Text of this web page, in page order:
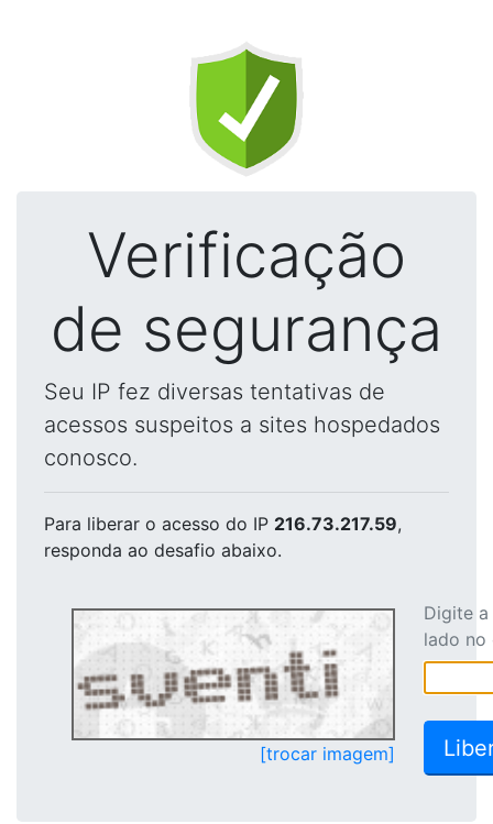
Verificação
de segurança
Seu IP fez diversas tentativas de
acessos suspeitos a sites hospedados
conosco.
Para liberar o acesso do IP 216.73.217.59,
responda ao desafio abaixo.
[trocar imagem]
Digite
lado no